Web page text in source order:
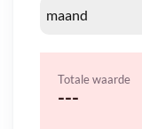
Totale waarde
---